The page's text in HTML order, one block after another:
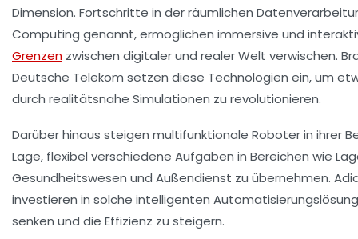
Dimension. Fortschritte in der räumlichen
Computing genannt, ermöglichen immersive und
Grenzen zwischen digitaler und realer Welt verwischen.
Deutsche Telekom setzen diese Technologien ein, um
durch realitätsnahe Simulationen zu revolutionieren.
Darüber hinaus steigen multifunktionale Roboter in ihrer
Lage, flexibel verschiedene Aufgaben in Bereichen wie
Gesundheitswesen und Außendienst zu übernehmen.
investieren in solche intelligenten
senken und die Effizienz zu steigern.